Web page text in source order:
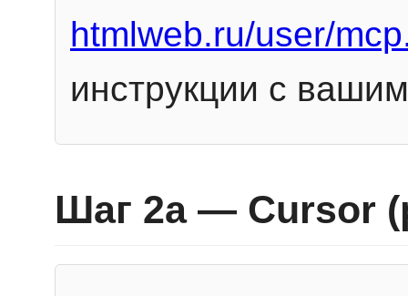
htmlweb.ru/user/
инструкции с
Шаг 2a — Cursor